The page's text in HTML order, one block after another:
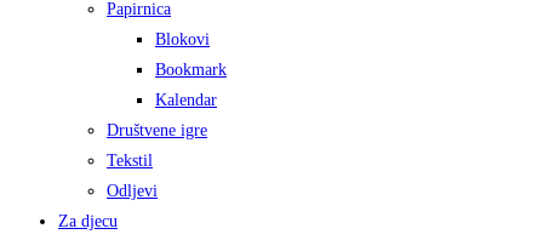
Papirnica
Blokovi
Bookmark
Kalendar
Društvene igre
Tekstil
Odljevi
Za djecu